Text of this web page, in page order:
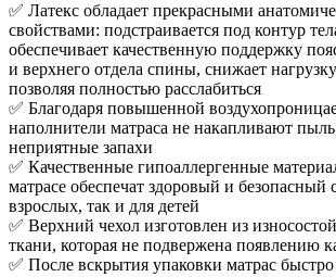
✅ Латекс обладает прекрасными
свойствами: подстраивается под контур
обеспечивает качественную поддержку
и верхнего отдела спины, снижает
позволяя полностью расслабиться
✅ Благодаря повышенной
наполнители матраса не накапливают
неприятные запахи
✅ Качественные гипоаллергенные
матрасе обеспечат здоровый и безопасный
взрослых, так и для детей
✅ Верхний чехол изготовлен из
ткани, которая не подвержена появлению
✅ После вскрытия упаковки матрас быстро